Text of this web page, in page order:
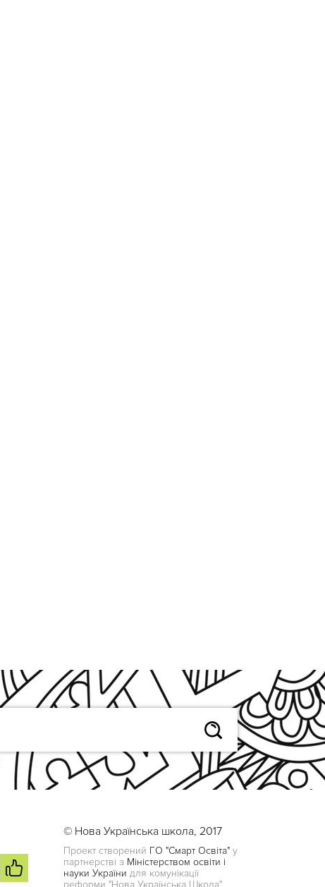
© Нова Українська школа, 2017
Проект створений ГО "Смарт Освіта" у
партнерстві з Міністерством освіти і
науки України для комунікації